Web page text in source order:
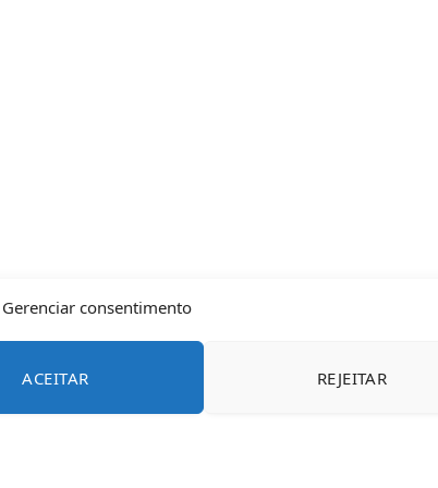
Gerenciar consentimento
ACEITAR REJEITAR
SOBRE NÓS